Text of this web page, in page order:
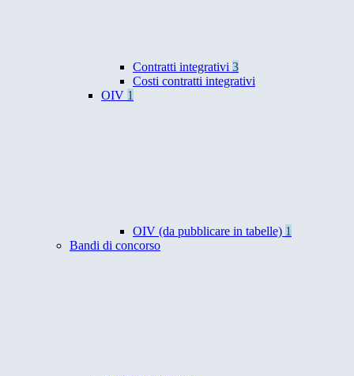
Contratti integrativi 3
Costi contratti integrativi
OIV 1
OIV (da pubblicare in tabelle) 1
Bandi di concorso